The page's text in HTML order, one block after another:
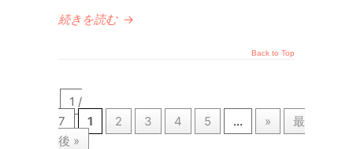
続きを読む →
Back to Top
1 /
7
1 2 3 4 5 ... »
最
後 »